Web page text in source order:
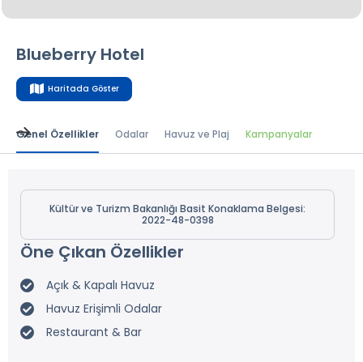
Blueberry Hotel
Haritada Göster
Genel Özellikler Odalar Havuz ve Plaj Kampanyalar
Kültür ve Turizm Bakanlığı Basit Konaklama Belgesi:
2022-48-0398
Öne Çıkan Özellikler
Açık & Kapalı Havuz
Havuz Erişimli Odalar
Restaurant & Bar